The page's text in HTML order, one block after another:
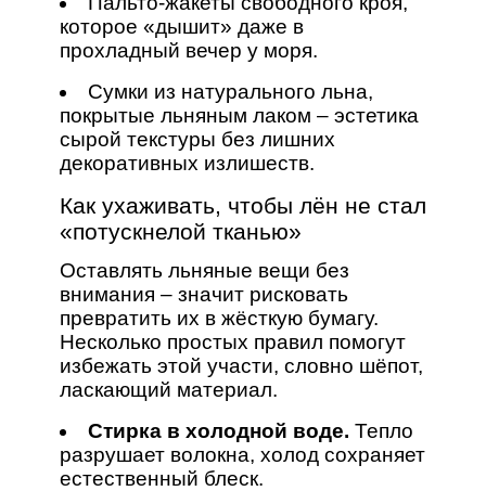
которое «дышит» даже в
прохладный вечер у моря.
Сумки из натурального льна,
покрытые льняным лаком – эстетика
сырой текстуры без лишних
декоративных излишеств.
Как ухаживать, чтобы лён не стал
«потускнелой тканью»
Оставлять льняные вещи без
внимания – значит рисковать
превратить их в жёсткую бумагу.
Несколько простых правил помогут
избежать этой участи, словно шёпот,
ласкающий материал.
Стирка в холодной воде. Тепло
разрушает волокна, холод сохраняет
естественный блеск.